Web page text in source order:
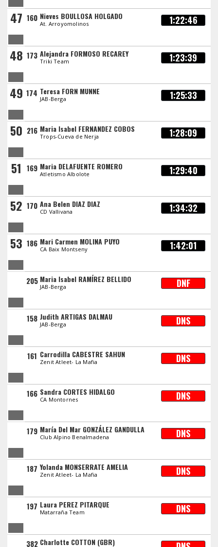
47 160 Nieves BOULLOSA HOLGADO
At. Arroyomolinos 1:22:46
48 173 Alejandra FORMOSO RECAREY
Triki Team 1:23:39
49 174 Teresa FORN MUNNE
JAB-Berga 1:25:33
50 216 Maria Isabel FERNANDEZ COBOS
Trops-Cueva de Nerja 1:28:09
51 169 Maria DELAFUENTE ROMERO
Atletismo Albolote 1:29:40
52 170 Ana Belen DIAZ DIAZ
CD Vallivana 1:34:32
53 186 Mari Carmen MOLINA PUYO
CA Baix Montseny 1:42:01
205 Maria Isabel RAMÍREZ BELLIDO
JAB-Berga DNF
158 Judith ARTIGAS DALMAU
JAB-Berga DNS
161 Carrodilla CABESTRE SAHUN
Zenit Atleet- La Mafia DNS
166 Sandra CORTES HIDALGO
CA Montornes DNS
179 María Del Mar GONZÁLEZ GANDULLA
Club Alpino Benalmadena DNS
187 Yolanda MONSERRATE AMELIA
Zenit Atleet- La Mafia DNS
197 Laura PEREZ PITARQUE
Matarraña Team DNS
382 Charlotte COTTON (GBR)